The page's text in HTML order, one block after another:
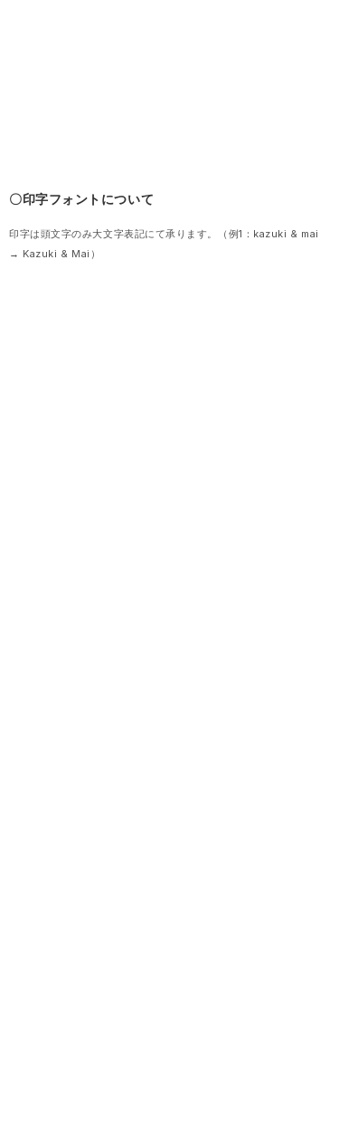
〇印字フォントについて
印字は頭文字のみ大文字表記にて承ります。（例1：kazuki & mai
→ Kazuki & Mai）